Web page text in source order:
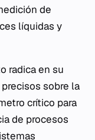
de
líquidas y
radica en su
sobre la
crítico para
de procesos